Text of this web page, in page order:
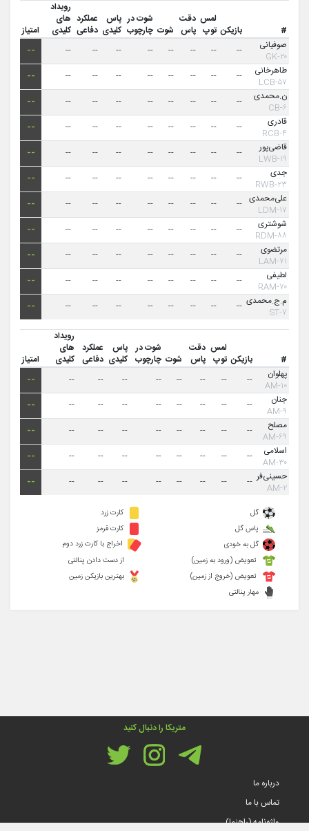
# بازیکن
لمس
توپ
دقت
پاس شوت
شوت در
چارچوب
پاس
کلیدی
عملکرد
دفاعی
رویداد
های
کلیدی
امتیاز
صوفیانی
۲۰-GK
--
--
--
--
--
--
--
--
--
طاهرخانی
۵۷-LCB
--
--
--
--
--
--
--
--
--
ن.محمدی
۶-CB
--
--
--
--
--
--
--
--
--
قادری
۴-RCB
--
--
--
--
--
--
--
--
--
قاضی‌پور
۱۹-LWB
--
--
--
--
--
--
--
--
--
جدی
۲۳-RWB
--
--
--
--
--
--
--
--
--
علی‌محمدی
۱۷-LDM
--
--
--
--
--
--
--
--
--
شوشتری
۸۸-RDM
--
--
--
--
--
--
--
--
--
مرتضوی
۷۱-LAM
--
--
--
--
--
--
--
--
--
لطیفی
۷۰-RAM
--
--
--
--
--
--
--
--
--
م.ج.محمدی
۷-ST
--
--
--
--
--
--
--
--
--
# بازیکن
لمس
توپ
دقت
پاس
شوت
شوت در
چارچوب
پاس
کلیدی
عملکرد
دفاعی
رویداد
های
کلیدی
امتیاز
پهلوان
۱۰-AM
--
--
--
--
--
--
--
--
--
جنان
۹-AM
--
--
--
--
--
--
--
--
--
مصلح
۶۹-AM
--
--
--
--
--
--
--
--
--
اسلامی
۳۰-AM
--
--
--
--
--
--
--
--
--
حسینی‌فر
۲-AM
--
--
--
--
--
--
--
--
--
گل
پاس گل
گل به خودی
کارت زرد
کارت قرمز
اخراج با کارت زرد دوم
تعویض (ورود به زمین)
تعویض (خروج از زمین)
مهار پنالتی
از دست دادن پنالتی
بهترین بازیکن زمین
متریکا را دنبال کنید
درباره ما
تماس با ما
واژه‌نامه (راهنما)